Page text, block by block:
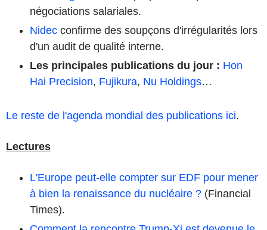
négociations salariales.
Nidec confirme des soupçons d'irrégularités lors
d'un audit de qualité interne.
Les principales publications du jour : Hon
Hai Precision, Fujikura, Nu Holdings…
Le reste de l'agenda mondial des publications ici.
Lectures
L'Europe peut-elle compter sur EDF pour mener
à bien la renaissance du nucléaire ? (Financial
Times).